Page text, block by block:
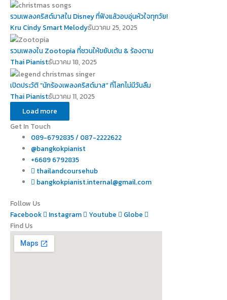
รวมเพลงคริสต์มาสใน Disney ที่ฟังแล้วอบอุ่นหัวใจทุกวัย!
Kru Cindy Smart Melodyธันวาคม 25, 2025
รวมเพลงใน Zootopia ที่ชวนให้ขยับเต้น & ร้องตาม
Thai Pianistธันวาคม 18, 2025
เปิดประวัติ “นักร้องเพลงคริสต์มาส” ที่โลกไม่มีวันลืม
Thai Pianistธันวาคม 11, 2025
Load more
Get In Touch
089-6792835 / 087-2222622
@bangkokpianist
+6689 6792835
thailandcoursehub
bangkokpianist.internal@gmail.com
Follow Us
Facebook
Instagram Youtube
Globe
Find Us